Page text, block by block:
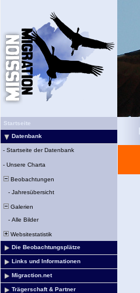
Startseite
Datenbank
- Startseite der Datenbank
- Unsere Charta
Beobachtungen
- Jahresübersicht
Galerien
- Alle Bilder
Websitestatistik
Die Beobachtungsplätze
Links und Informationen
Migraction.net
Trägerschaft & Partner